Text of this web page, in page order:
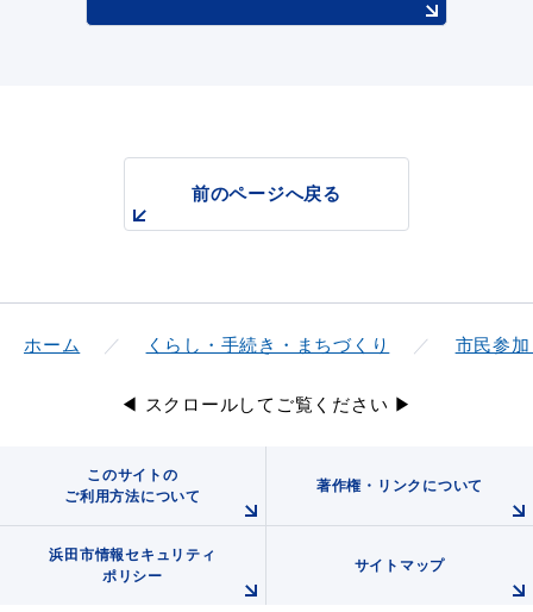
前のページへ戻る
ホーム くらし・手続き・まちづくり 市民参
◀ スクロールしてご覧ください ▶
このサイトの
ご利用方法について
著作権・リンクについて
浜田市情報セキュリティ
ポリシー
サイトマップ